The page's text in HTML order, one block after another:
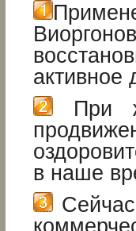
активное
При
в наше